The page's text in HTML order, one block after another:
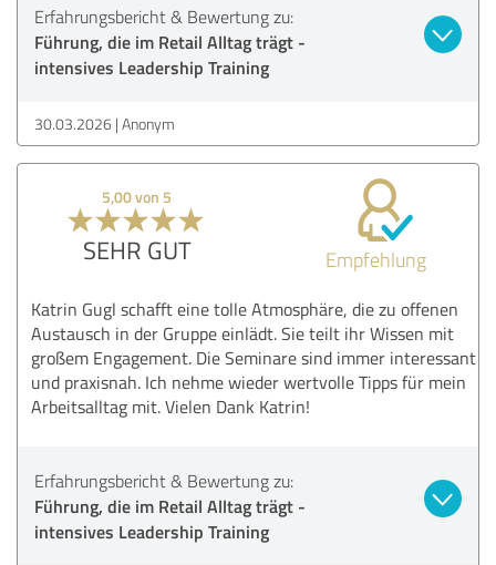
Erfahrungsbericht & Bewertung zu:
Führung, die im Retail Alltag trägt -
intensives Leadership Training
30.03.2026 Anonym
5,00 von 5
SEHR GUT Empfehlung
Katrin Gugl schafft eine tolle Atmosphäre, die zu offenen
Austausch in der Gruppe einlädt. Sie teilt ihr Wissen mit
großem Engagement. Die Seminare sind immer interessant
und praxisnah. Ich nehme wieder wertvolle Tipps für mein
Arbeitsalltag mit. Vielen Dank Katrin!
Erfahrungsbericht & Bewertung zu:
Führung, die im Retail Alltag trägt -
intensives Leadership Training